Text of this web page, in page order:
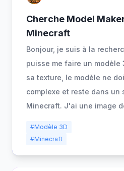
Cherche Model
Minecraft
Bonjour, je suis à la
puisse me faire un modèle
sa texture, le modèle ne
complexe et reste dans un
Minecraft. J'ai une image
#Modèle 3D
#Minecraft